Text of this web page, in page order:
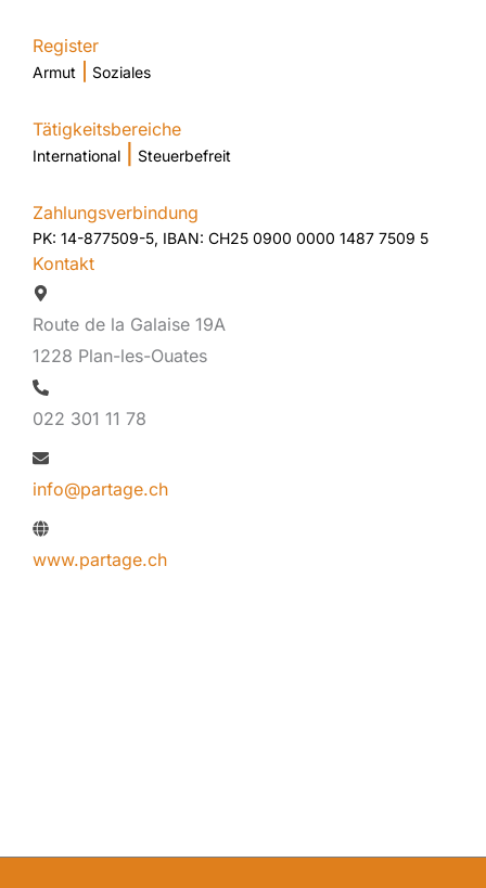
Register
Armut Soziales
Tätigkeitsbereiche
International Steuerbefreit
Zahlungsverbindung
PK: 14-877509-5, IBAN: CH25 0900 0000 1487 7509 5
Kontakt
Route de la Galaise 19A
1228 Plan-les-Ouates
022 301 11 78
info@partage.ch
www.partage.ch